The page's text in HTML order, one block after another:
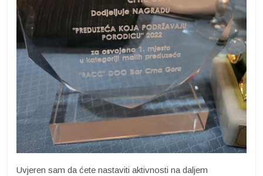
Uvjeren sam da ćete nastaviti aktivnosti na daljem